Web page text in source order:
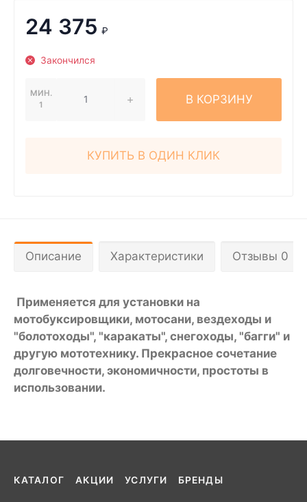
24 375 ₽
Закончился
МИН.
1
В КОРЗИНУ
КУПИТЬ В ОДИН КЛИК
Описание Характеристики Отзывы 0
Применяется для установки на
мотобуксировщики, мотосани, вездеходы и
"болотоходы", "каракаты", снегоходы, "багги" и
другую мототехнику. Прекрасное сочетание
долговечности, экономичности, простоты в
использовании.
КАТАЛОГ АКЦИИ УСЛУГИ БРЕНДЫ